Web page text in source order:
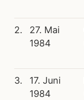
2.
27. Mai
1984
3.
17. Juni
1984